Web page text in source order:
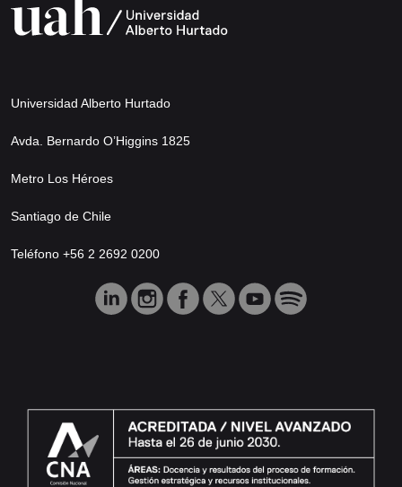
Universidad Alberto Hurtado
Avda. Bernardo O’Higgins 1825
Metro Los Héroes
Santiago de Chile
Teléfono +56 2 2692 0200